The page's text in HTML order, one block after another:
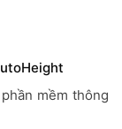
mềm thông